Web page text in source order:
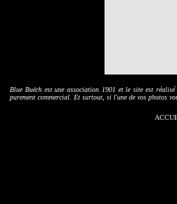
Blue Buëch est une association 1901 et le site est
purement commercial. Et surtout, si l'une de vos photos